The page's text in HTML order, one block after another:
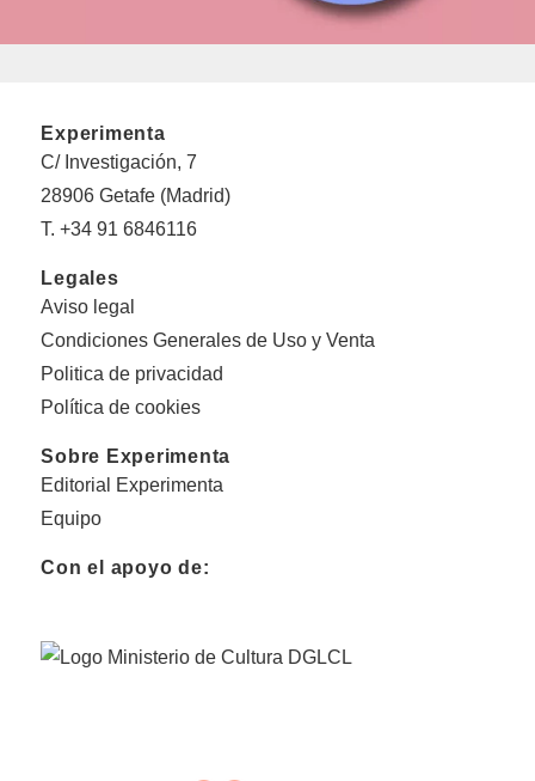
Experimenta
C/ Investigación, 7
28906 Getafe (Madrid)
T. +34 91 6846116
Legales
Aviso legal
Condiciones Generales de Uso y Venta
Politica de privacidad
Política de cookies
Sobre Experimenta
Editorial Experimenta
Equipo
Con el apoyo de: